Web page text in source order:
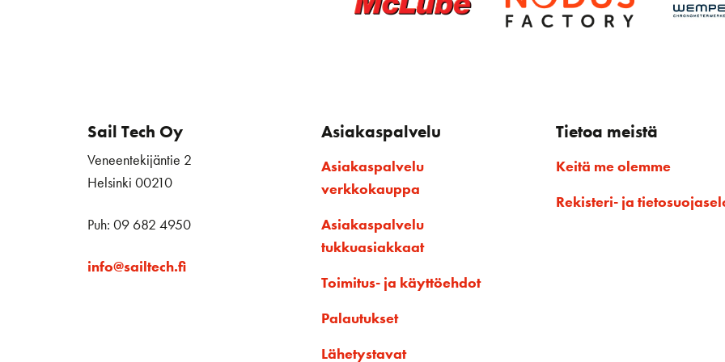
Sail Tech Oy
Veneentekijäntie 2
Helsinki 00210
Puh: 09 682 4950
info@sailtech.fi
Asiakaspalvelu
Asiakaspalvelu
verkkokauppa
Asiakaspalvelu
tukkuasiakkaat
Toimitus- ja käyttöehdot
Palautukset
Lähetystavat
Tietoa meistä
Keitä me olemme
Rekisteri- ja